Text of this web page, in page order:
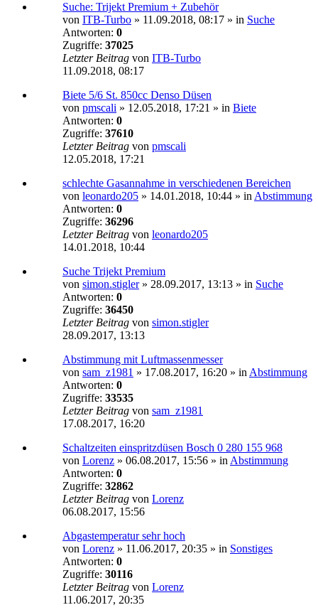
Suche: Trijekt Premium + Zubehör
von ITB-Turbo » 11.09.2018, 08:17 » in Suche
Antworten: 0
Zugriffe: 37025
Letzter Beitrag von ITB-Turbo
11.09.2018, 08:17
Biete 5/6 St. 850cc Denso Düsen
von pmscali » 12.05.2018, 17:21 » in Biete
Antworten: 0
Zugriffe: 37610
Letzter Beitrag von pmscali
12.05.2018, 17:21
schlechte Gasannahme in verschiedenen Bereichen
von leonardo205 » 14.01.2018, 10:44 » in Abstimmung
Antworten: 0
Zugriffe: 36296
Letzter Beitrag von leonardo205
14.01.2018, 10:44
Suche Trijekt Premium
von simon.stigler» 28.09.2017, 13:13 » in Suche
Antworten: 0
Zugriffe: 36450
Letzter Beitrag von simon.stigler
28.09.2017, 13:13
Abstimmung mit Luftmassenmesser
von sam_z1981 » 17.08.2017, 16:20 » in Abstimmung
Antworten: 0
Zugriffe: 33535
Letzter Beitrag von sam_z1981
17.08.2017, 16:20
Schaltzeiten einspritzdüsen Bosch 0 280 155 968
von Lorenz » 06.08.2017, 15:56 » in Abstimmung
Antworten: 0
Zugriffe: 32862
Letzter Beitrag von Lorenz
06.08.2017, 15:56
Abgastemperatur sehr hoch
von Lorenz » 11.06.2017, 20:35 » in Sonstiges
Antworten: 0
Zugriffe: 30116
Letzter Beitrag von Lorenz
11.06.2017, 20:35